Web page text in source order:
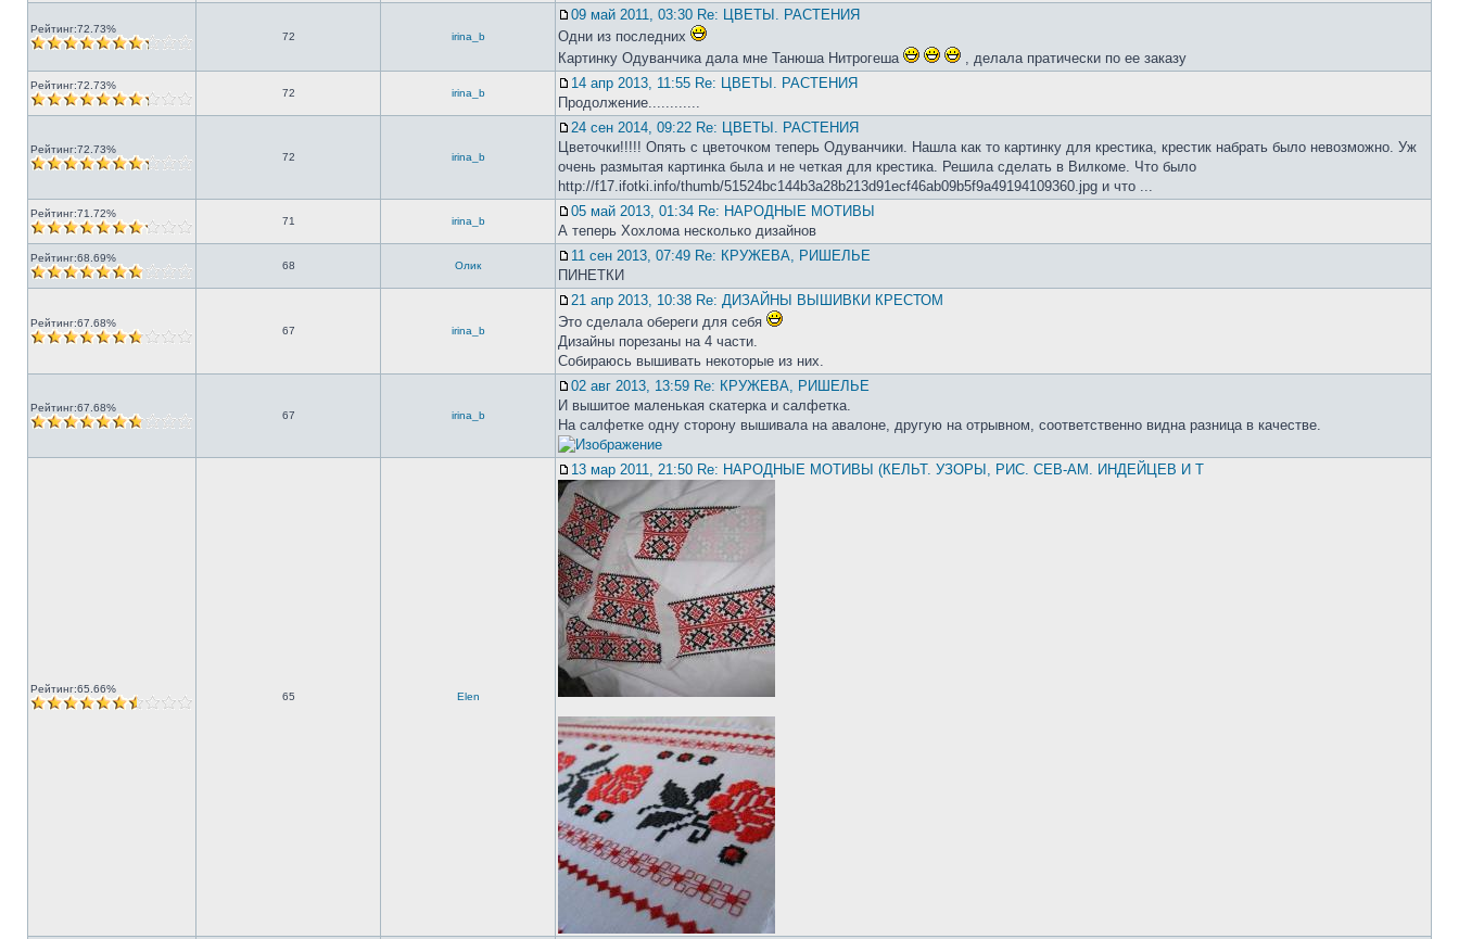
Рейтинг:72.73%
72 irina_b
09 май 2011, 03:30 Re: ЦВЕТЫ. РАСТЕНИЯ
Одни из последних
Картинку Одуванчика дала мне Танюша Нитрогеша
, делала пратически по ее заказу
Рейтинг:72.73%
72 irina_b
14 апр 2013, 11:55 Re: ЦВЕТЫ. РАСТЕНИЯ
Продолжение............
Рейтинг:72.73%
72 irina_b
24 сен 2014, 09:22 Re: ЦВЕТЫ. РАСТЕНИЯ
Цветочки!!!!! Опять с цветочком теперь Одуванчики. Нашла как то картинку для крестика, крестик набрать было невозможно. Уж
очень размытая картинка была и не четкая для крестика. Решила сделать в Вилкоме. Что было
http://f17.ifotki.info/thumb/51524bc144b3a28b213d91ecf46ab09b5f9a49194109360.jpg и что ...
Рейтинг:71.72%
71 irina_b
05 май 2013, 01:34 Re: НАРОДНЫЕ МОТИВЫ
А теперь Хохлома несколько дизайнов
Рейтинг:68.69%
68 Олик
11 сен 2013, 07:49 Re: КРУЖЕВА, РИШЕЛЬЕ
ПИНЕТКИ
Рейтинг:67.68%
67 irina_b
21 апр 2013, 10:38 Re: ДИЗАЙНЫ ВЫШИВКИ КРЕСТОМ
Это сделала обереги для себя
Дизайны порезаны на 4 части.
Собираюсь вышивать некоторые из них.
Рейтинг:67.68%
67 irina_b
02 авг 2013, 13:59 Re: КРУЖЕВА, РИШЕЛЬЕ
И вышитое маленькая скатерка и салфетка.
На салфетке одну сторону вышивала на авалоне, другую на отрывном, соответственно видна разница в качестве.
Рейтинг:65.66%
65 Elen
13 мар 2011, 21:50 Re: НАРОДНЫЕ МОТИВЫ (КЕЛЬТ. УЗОРЫ, РИС. СЕВ-АМ. ИНДЕЙЦЕВ И Т